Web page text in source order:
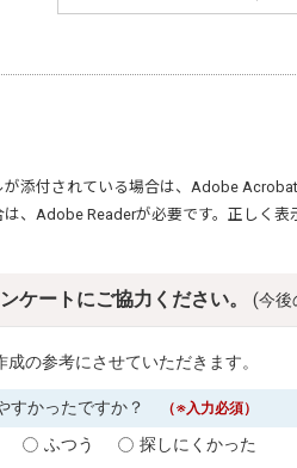
添付されている場合は、 Adobe
、 Adobe Readerが必要です。正しく表